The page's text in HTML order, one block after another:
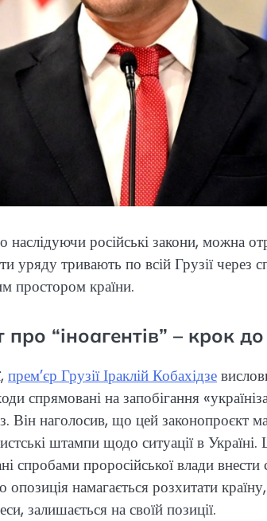
наслідуючи російські закони, можна
уряду тривають по всій Грузії через
простором країни.
“іноагентів” – крок до
прем’єр Грузії Іраклій Кобахідзе
спрямовані на запобігання
Він наголосив, що цей законопроєкт
штампи щодо ситуації в
спробами проросійської влади внести
намагається розхитати
залишається на своїй позиції.